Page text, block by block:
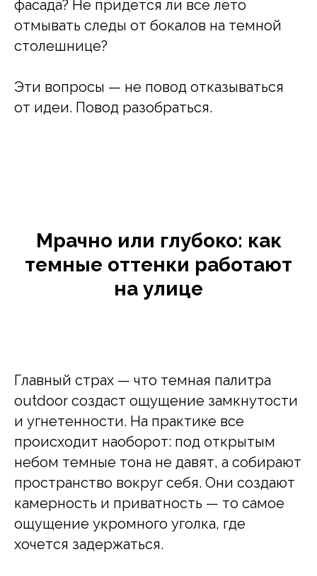
фасада? Не придется ли все лето
отмывать следы от бокалов на темной
столешнице?
Эти вопросы — не повод отказываться
от идеи. Повод разобраться.
Мрачно или глубоко: как
темные оттенки работают
на улице
Главный страх — что темная палитра
outdoor создаст ощущение замкнутости
и угнетенности. На практике все
происходит наоборот: под открытым
небом темные тона не давят, а собирают
пространство вокруг себя. Они создают
камерность и приватность — то самое
ощущение укромного уголка, где
хочется задержаться.